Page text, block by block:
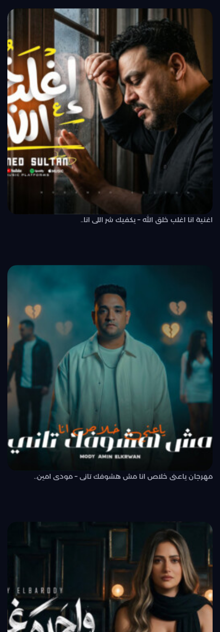
اغنية انا اغلب خلق الله – يكفيك شر اللى انا..
مهرجان ياعنى خلاص انا مش هشوفك تانى – مودى امين..